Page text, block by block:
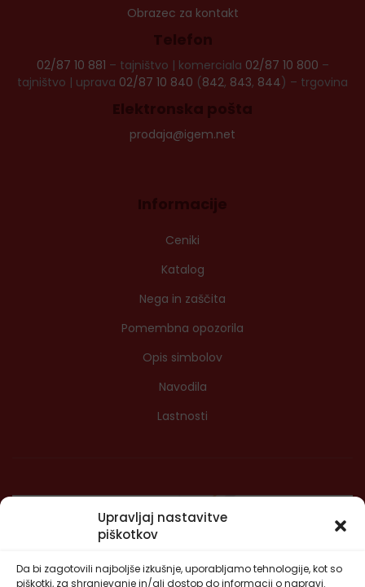
Upravljaj nastavitve
piškotkov
Da bi zagotovili najboljše izkušnje, uporabljamo tehnologije, kot so
piškotki, za shranjevanje in/ali dostop do informacij o napravi.
Obrazec za kontakt
Telefon
02/87 10 881 – tajništvo | komerciala 02/87 10 800 –
tajništvo | uprava 02/87 10 840 (842, 843, 844) – trgovina
Elektronska pošta
prodaja@igem.net
Informacije
Ceniki
Katalog
Nega in zaščita
Pomembna opozorila
Opis simbolov
Navodila
Lastnosti